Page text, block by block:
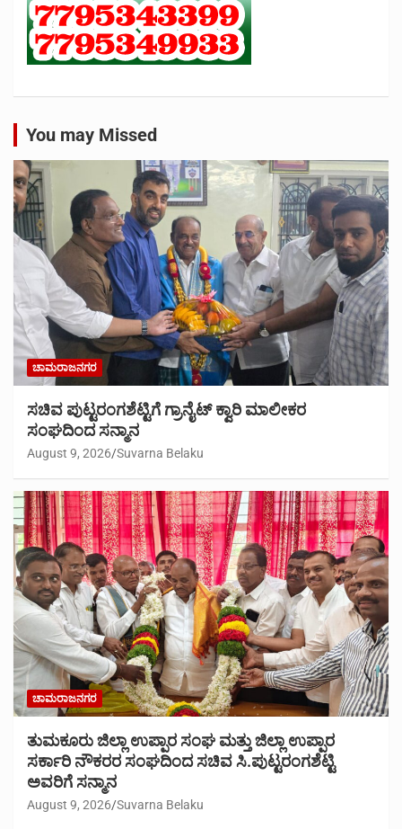
You may Missed
ಚಾಮರಾಜನಗರ
ಸಚಿವ ಪುಟ್ಟರಂಗಶೆಟ್ಟಿಗೆ ಗ್ರಾನೈಟ್ ಕ್ವಾರಿ ಮಾಲೀಕರ
ಸಂಘದಿಂದ ಸನ್ಮಾನ
August 9, 2026 Suvarna Belaku
ಚಾಮರಾಜನಗರ
ತುಮಕೂರು ಜಿಲ್ಲಾ ಉಪ್ಪಾರ ಸಂಘ ಮತ್ತು ಜಿಲ್ಲಾ ಉಪ್ಪಾರ
ಸರ್ಕಾರಿ ನೌಕರರ ಸಂಘದಿಂದ ಸಚಿವ ಸಿ.ಪುಟ್ಟರಂಗಶೆಟ್ಟಿ
ಅವರಿಗೆ ಸನ್ಮಾನ
August 9, 2026 Suvarna Belaku